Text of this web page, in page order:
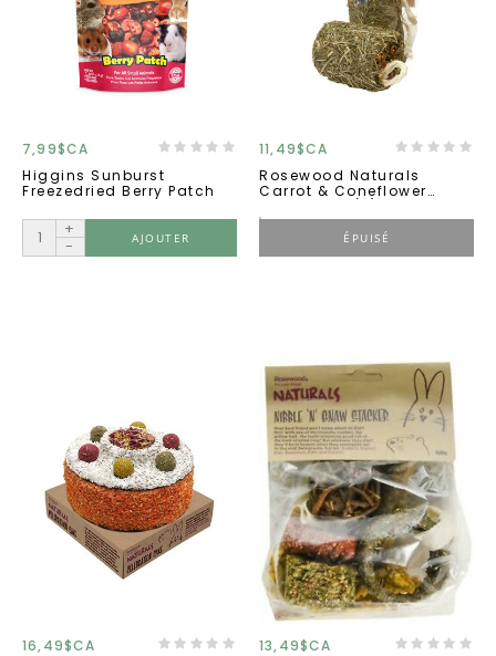
7,99$CA
Higgins Sunburst
Freezedried Berry Patch
+
-
AJOUTER
11,49$CA
Rosewood Naturals
Carrot & Coneflower
ÉPUISÉ
16,49$CA
13,49$CA